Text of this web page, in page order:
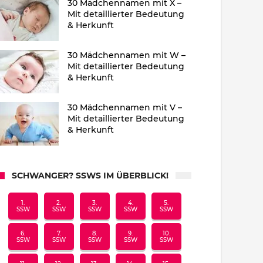
30 Mädchennamen mit X –
Mit detaillierter Bedeutung
& Herkunft
30 Mädchennamen mit W –
Mit detaillierter Bedeutung
& Herkunft
30 Mädchennamen mit V –
Mit detaillierter Bedeutung
& Herkunft
SCHWANGER? SSWS IM ÜBERBLICK!
1.
SSW
2.
SSW
3.
SSW
4.
SSW
5.
SSW
6.
SSW
7.
SSW
8.
SSW
9.
SSW
10.
SSW